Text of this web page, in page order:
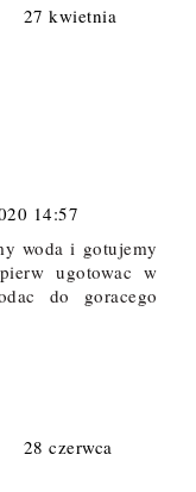
27 kwietnia
14:57
woda i gotujemy
ugotowac w
do goracego
28 czerwca